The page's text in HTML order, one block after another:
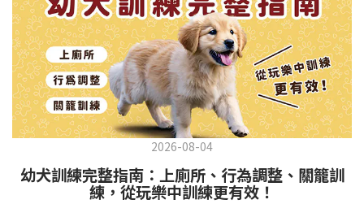
2026-08-04
幼犬訓練完整指南：上廁所、行為調整、關籠訓
練，從玩樂中訓練更有效！